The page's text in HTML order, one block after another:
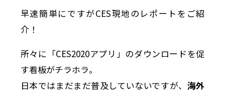
早速簡単にですがCES現地のレポートをご紹
介！
所々に「CES2020アプリ」のダウンロードを促
す看板がチラホラ。
日本ではまだまだ普及していないですが、 海外